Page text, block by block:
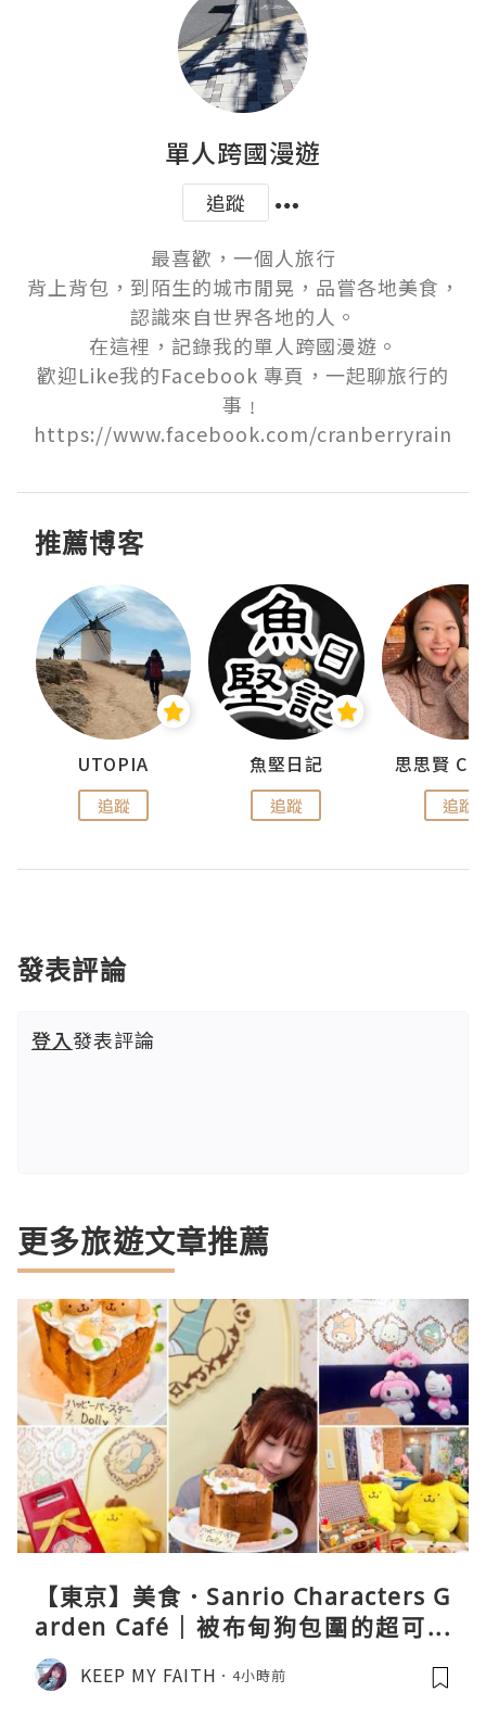
單人跨國漫遊
追蹤
最喜歡，一個人旅行
背上背包，到陌生的城市閒晃，品嘗各地美食，
認識來自世界各地的人。
在這裡，記錄我的單人跨國漫遊。
歡迎Like我的Facebook 專頁，一起聊旅行的
事﹗
https://www.facebook.com/cranberryrain
推薦博客
UTOPIA
追蹤
魚堅日記
追蹤 追蹤
發表評論
登入發表評論
更多旅遊文章推薦
【東京】美食．Sanrio Characters G
arden Café｜被布甸狗包圍的超可愛
下午茶體驗
KEEP MY FAITH 4小時前